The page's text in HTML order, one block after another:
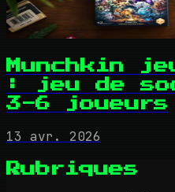
Munchkin
: jeu de
3-6 joueurs
13 avr. 2026
Rubriques